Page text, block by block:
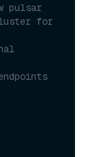
pulsar
for